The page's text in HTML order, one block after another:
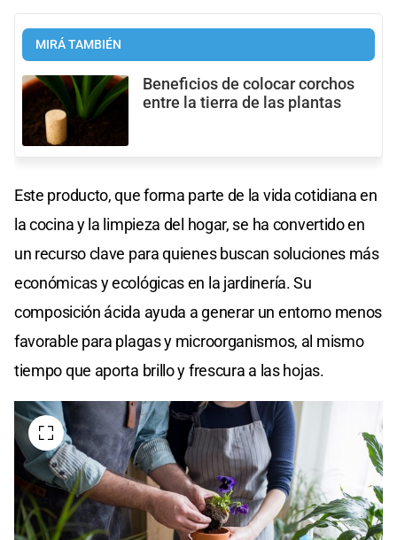
MIRÁ TAMBIÉN
Beneficios de colocar corchos
entre la tierra de las plantas
Este producto, que forma parte de la vida cotidiana en
la cocina y la limpieza del hogar, se ha convertido en
un recurso clave para quienes buscan soluciones más
económicas y ecológicas en la jardinería. Su
composición ácida ayuda a generar un entorno menos
favorable para plagas y microorganismos, al mismo
tiempo que aporta brillo y frescura a las hojas.